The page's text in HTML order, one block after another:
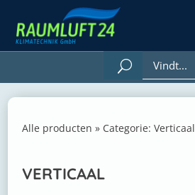
Alle producten » Categorie:Verticaal
VERTICAAL